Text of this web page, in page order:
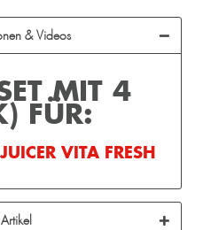
& Videos
MIT 4
FÜR:
VITA FRESH